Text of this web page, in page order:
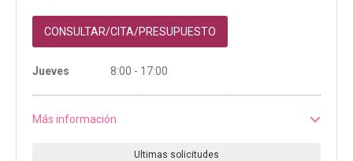
CONSULTAR/CITA/PRESUPUESTO
Jueves 8:00 - 17:00
Más información